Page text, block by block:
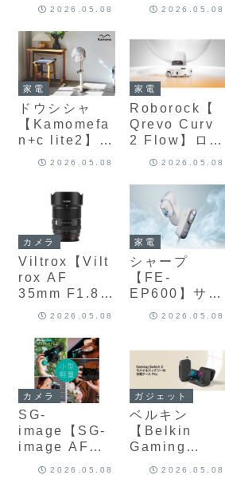
ことで、スマ
影をより滑ら
かで直感的か
つクリエイテ
ィブに進化さ
せたスマート
フォン用ジン
バル
弾”となる開放
のHi‑Res
Wireless、最
大4系統の同
時オーディオ
ミックス、ハ
イブリッド
ANC、AIノイ
ズ除去マイ
ク、2基の交
ーによる“実質
無限駆動”を備
えたワイヤレ
スゲーミング
ヘッドセット
2026.05.08
し、AIビジョ
ンや
FreeSync
Premiumなど
の最新ゲーミ
ング機能を備
えた24.5型フ
ルHDゲーミン
2026.05.08
家電
ドウシシャ
【Kamomefa
n+c lite2】ナ
カシマプロペ
「Nakashim
a Braid R-
04」を採用
し、自然で柔
らかい風・静
音性・3D自動
首振り・軽量
設計を備えた
2026.05.08
家電
Roborock【
Qrevo Curv
2 Flow】ロボ
ロック初の“ロ
プ”を搭載し、
20,000Pa吸
引・15N加
圧・毎分220
回転の高速水
拭き・リアル
タイム自動洗
浄を実現し
た、水拭き性
ット掃除機
2026.05.08
カメラ
Viltrox【Vilt
rox AF
35mm F1.8
II EVO】APO
ーター・クリ
ック切替対応
絞りリングを
備えたフルサ
イズ対応の大
口径35mm単
焦点レンズ
で、ソニーE
／ニコンZ向
2026.05.08
家電
シャープ
【FE-
EP600】サフ
ァイアクリス
「JeweL冷
却」と毎秒
2.5回の高速
連射を備えた
家庭用光美容
器で、ハイパ
ワー照射と低
刺激ケアを両
2026.05.08
カメラ
SG-
image【SG-
image AF
2026.05.08
ガジェット
ベルキン
【Belkin
Gaming
2026.05.08